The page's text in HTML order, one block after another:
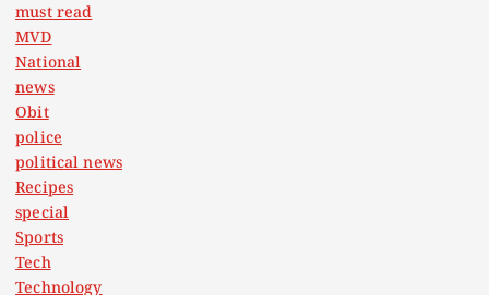
must read
MVD
National
news
Obit
police
political news
Recipes
special
Sports
Tech
Technology